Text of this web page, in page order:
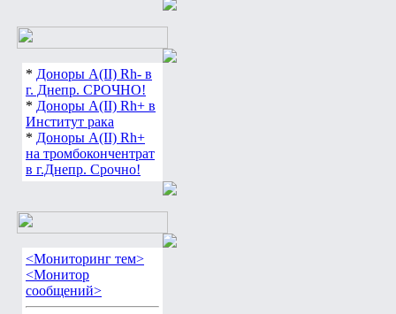
* Доноры А(ІІ) Rh- в
г. Днепр. СРОЧНО!
* Доноры А(ІІ) Rh+ в
Институт рака
* Доноры А(ІІ) Rh+
на тромбокончентрат
в г.Днепр. Срочно!
<Мониторинг тем>
<Монитор
сообщений>